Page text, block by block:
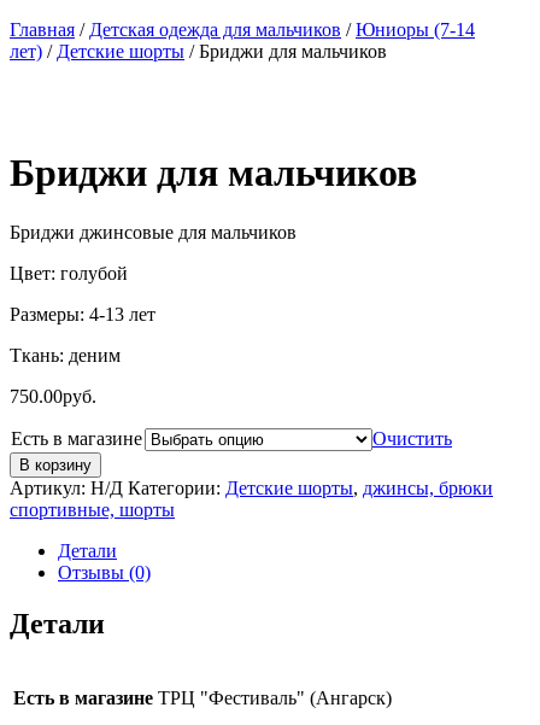
Главная / Детская одежда для мальчиков /Юниоры (7-14
лет) / Детские шорты / Бриджи для мальчиков
Бриджи для мальчиков
Бриджи джинсовые для мальчиков
Цвет: голубой
Размеры: 4-13 лет
Ткань: деним
750.00руб.
Есть в магазине Очистить
В корзину
Артикул: Н/Д Категории: Детские шорты, джинсы, брюки
спортивные, шорты
Детали
Отзывы (0)
Детали
Есть в магазине ТРЦ "Фестиваль" (Ангарск)